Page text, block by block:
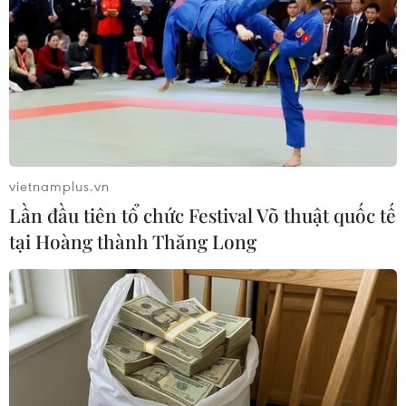
Động thái trên diễn ra vào thời điểm Mỹ và Liên minh
châu Âu (EU) đang bắt đầu tăng cường kiểm soát đầu
tư nước ngoài, giữa lúc lo ngại gia tăng về khả năng rò
rỉ các công nghệ nhạy cảm.
vietnamplus.vn
Lần đầu tiên tổ chức Festival Võ thuật quốc tế
tại Hoàng thành Thăng Long